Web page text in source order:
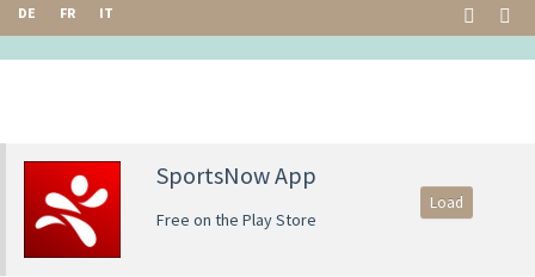
DE FR IT
SportsNow App
Free on the Play Store
Load